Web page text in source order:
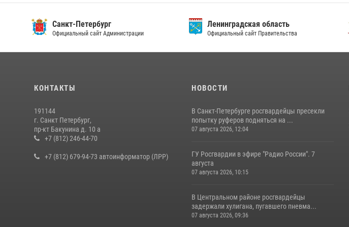
Санкт-Петербург
Официальный сайт Администрации
Ленинградская область
Официальный сайт Правительства
КОНТАКТЫ
191144
г. Санкт Петербург,
пр-кт Бакунина д. 10 а
+7 (812) 246-44-70
+7 (812) 679-94-73 автоинформатор (ЛРР)
НОВОСТИ
В Санкт-Петербурге росгвардейцы пресекли
попытку руферов подняться на ...
07 августа 2026, 12:04
ГУ Росгвардии в эфире "Радио России". 7
августа
07 августа 2026, 10:15
В Центральном районе росгвардейцы
задержали хулигана, пугавшего пневма...
07 августа 2026, 09:36